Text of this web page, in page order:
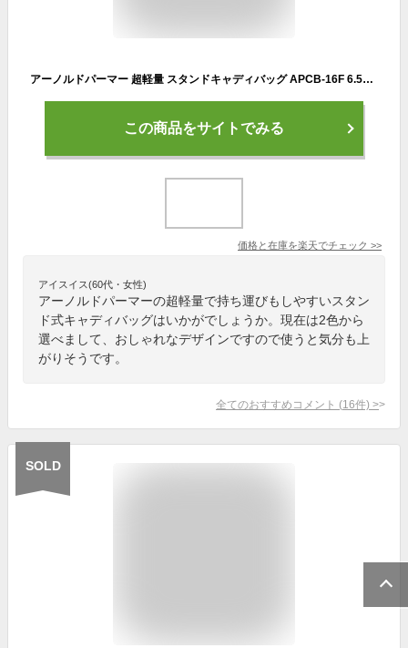
アーノルドパーマー 超軽量 スタンドキャディバッグ APCB-16F 6.5型 スタンド式 ゴルフバッグ 【軽量】【Arnold Palmer】【アーノルド・パーマー】【パーマー】
この商品をサイトでみる
価格と在庫を楽天でチェック >>
アイスイス(60代・女性)
アーノルドパーマーの超軽量で持ち運びもしやすいスタン
ド式キャディバッグはいかがでしょうか。現在は2色から
選べまして、おしゃれなデザインですので使うと気分も上
がりそうです。
全てのおすすめコメント (16件) >
SOLD